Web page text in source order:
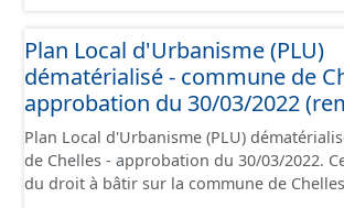
administratives, le rapport de présentation,
règlement (à l'exception des plans de
annexes, les orientations d'aménagement
géographiques. Malgré l'attention portée à la création
de ces données, il est rappelé que seuls
papier font foi et sont opposables d'un
juridique.
Plan Local d'Urbanisme (PLU)
dématérialisé - commune de
approbation du 30/03/2022
Plan Local d'Urbanisme (PLU)
de Chelles - approbation du 30/03/2022. Ce lot informe
du droit à bâtir sur la commune de